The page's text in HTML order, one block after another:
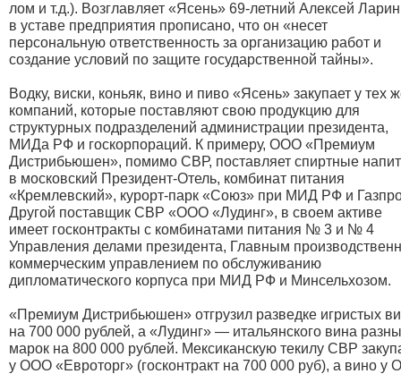
лом и т.д.). Возглавляет «Ясень» 69-летний Алексей
в уставе предприятия прописано, что он «несет
персональную ответственность за организацию работ и
создание условий по защите государственной тайны».
Водку, виски, коньяк, вино и пиво «Ясень» закупает у тех
компаний, которые поставляют свою продукцию для
структурных подразделений администрации президента,
МИДа РФ и госкорпораций. К примеру, ООО «Премиум
Дистрибьюшен», помимо СВР, поставляет спиртные
в московский Президент-Отель, комбинат питания
«Кремлевский», курорт-парк «Союз» при МИД РФ и
Другой поставщик СВР «ООО «Лудинг», в своем активе
имеет госконтракты с комбинатами питания № 3 и № 4
Управления делами президента, Главным
коммерческим управлением по обслуживанию
дипломатического корпуса при МИД РФ и Минсельхозом.
«Премиум Дистрибьюшен» отгрузил разведке игристых
на 700 000 рублей, а «Лудинг» — итальянского вина
марок на 800 000 рублей. Мексиканскую текилу СВР
у ООО «Евроторг» (госконтракт на 700 000 руб), а вино у